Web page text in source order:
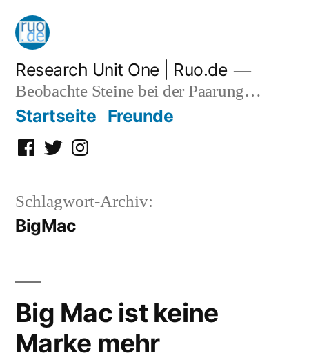
Zum
Inhalt
springen
Research Unit One | Ruo.de
Beobachte Steine bei der Paarung…
Startseite Freunde
Facebook
TwitterInstagram
Schlagwort-Archiv:
BigMac
Big Mac ist keine
Marke mehr